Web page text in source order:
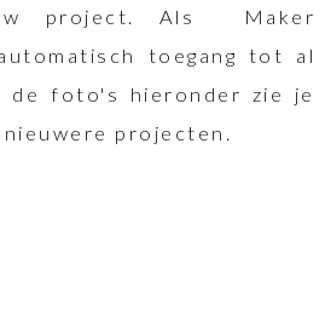
project. Als Maker
toegang tot al
de foto's hieronder zie je
projecten.